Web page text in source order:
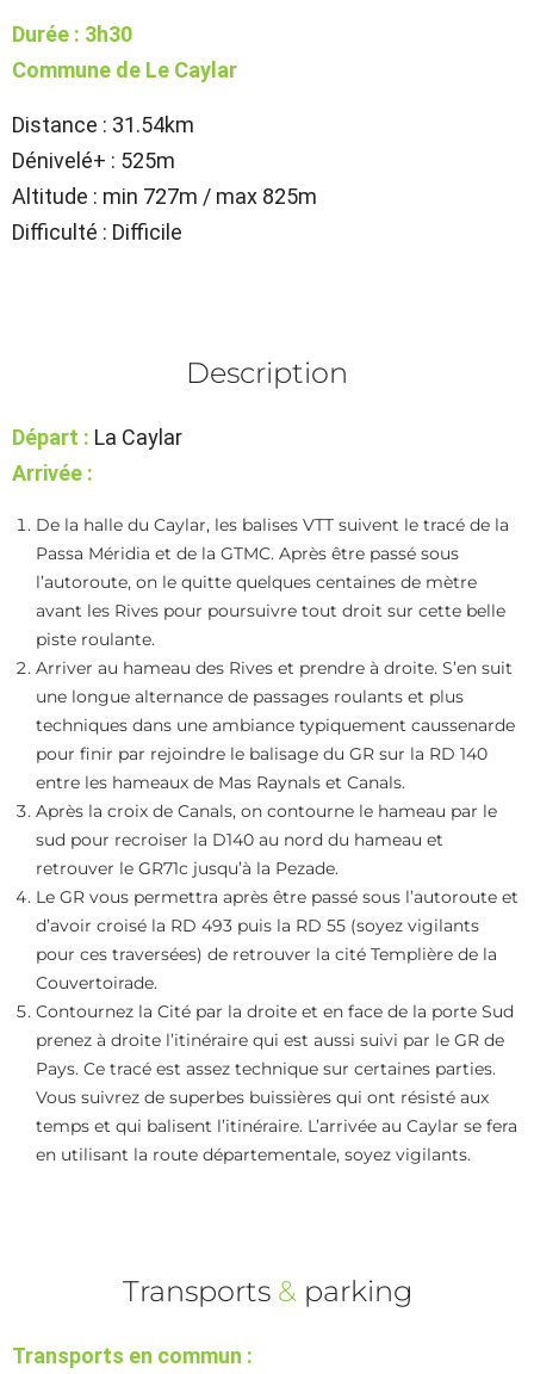
Durée : 3h30
Commune de Le Caylar
Distance : 31.54km
Dénivelé+ : 525m
Altitude : min 727m / max 825m
Difficulté : Difficile
Description
Départ : La Caylar
Arrivée :
De la halle du Caylar, les balises VTT suivent le tracé de la
Passa Méridia et de la GTMC. Après être passé sous
l’autoroute, on le quitte quelques centaines de mètre
avant les Rives pour poursuivre tout droit sur cette belle
piste roulante.
Arriver au hameau des Rives et prendre à droite. S’en suit
une longue alternance de passages roulants et plus
techniques dans une ambiance typiquement caussenarde
pour finir par rejoindre le balisage du GR sur la RD 140
entre les hameaux de Mas Raynals et Canals.
Après la croix de Canals, on contourne le hameau par le
sud pour recroiser la D140 au nord du hameau et
retrouver le GR71c jusqu’à la Pezade.
Le GR vous permettra après être passé sous l’autoroute et
d’avoir croisé la RD 493 puis la RD 55 (soyez vigilants
pour ces traversées) de retrouver la cité Templière de la
Couvertoirade.
Contournez la Cité par la droite et en face de la porte Sud
prenez à droite l’itinéraire qui est aussi suivi par le GR de
Pays. Ce tracé est assez technique sur certaines parties.
Vous suivrez de superbes buissières qui ont résisté aux
temps et qui balisent l’itinéraire. L’arrivée au Caylar se fera
en utilisant la route départementale, soyez vigilants.
Transports &parking
Transports en commun :